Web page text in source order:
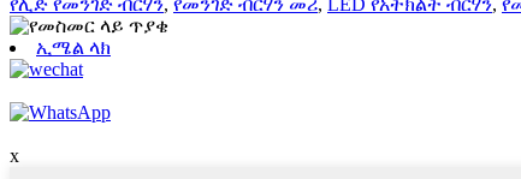
የሊድ የመንገድ ብርሃን, የመንገድ ብርሃን መሪ, LED የአትክልት ብርሃን,
ኢሜል ላክ
x